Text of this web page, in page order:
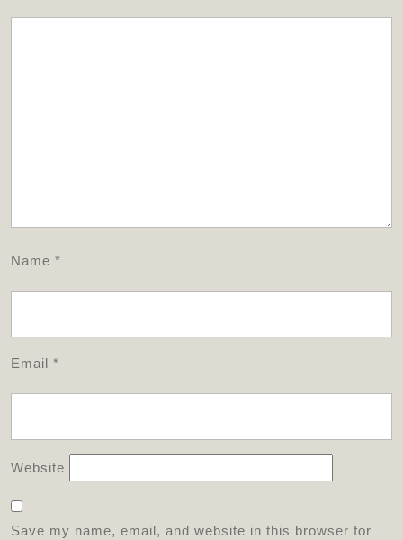
Name *
Email *
Website
Save my name, email, and website in this browser for